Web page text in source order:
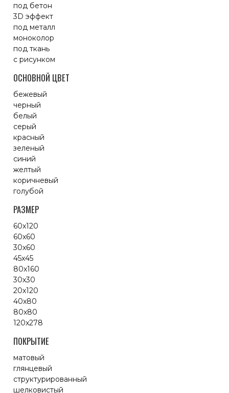
под бетон
3D эффект
под металл
моноколор
под ткань
с рисунком
ОСНОВНОЙ ЦВЕТ
бежевый
черный
белый
серый
красный
зеленый
синий
желтый
коричневый
голубой
РАЗМЕР
60x120
60x60
30x60
45x45
80x160
30x30
20x120
40x80
80x80
120x278
ПОКРЫТИЕ
матовый
глянцевый
структурированный
шелковистый